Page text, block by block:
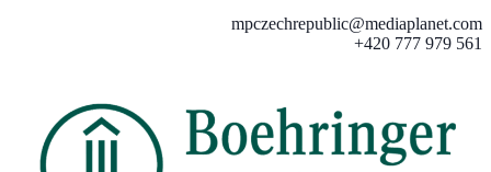
mpczechrepublic@mediaplanet.com
+420 777 979 561